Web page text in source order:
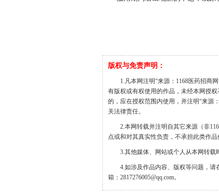
版权与免责声明：
1.凡本网注明“来源：1168医药招商
有版权或有权使用的作品，未经本网授
的，应在授权范围内使用，并注明“来源
关法律责任。
2.本网转载并注明自其它来源（非
点或和对其真实性负责，不承担此类作品
3.其他媒体、网站或个人从本网转载
4.如涉及作品内容、版权等问题，
箱：2817276005@qq.com。